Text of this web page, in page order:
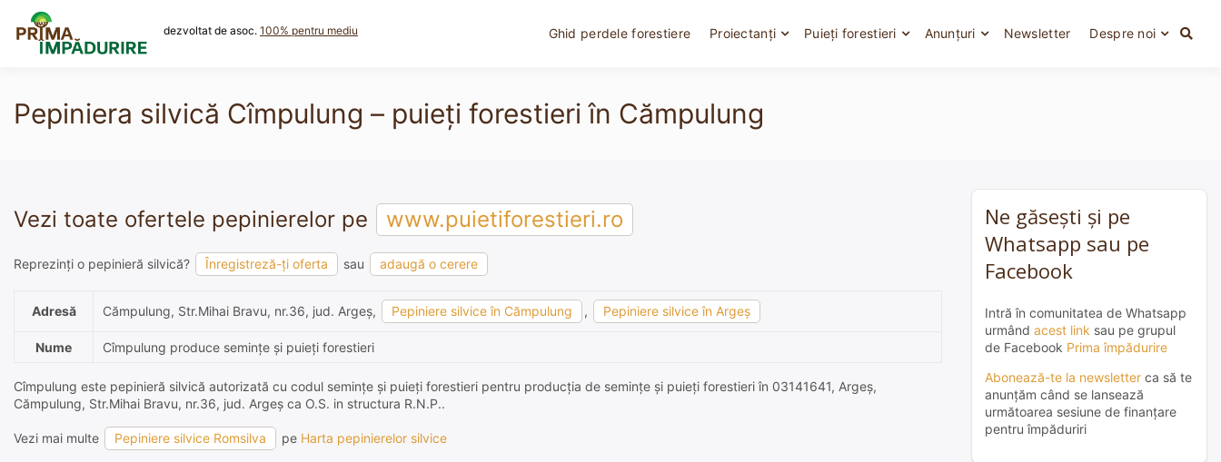
content
dezvoltat de asoc. 100% pentru mediu Ghid perdele forestiere Proiectanți Puieți forestieri Anunțuri Newsletter Despre noi
Pepiniera silvică Cîmpulung – puieți forestieri în Cămpulung
Vezi toate ofertele pepinierelor pe www.puietiforestieri.ro
Reprezinți o pepinieră silvică? Înregistreză-ți oferta sau adaugă o cerere
Adresă Cămpulung, Str.Mihai Bravu, nr.36, jud. Argeş, Pepiniere silvice în Cămpulung , Pepiniere silvice în Argeş
Nume Cîmpulung produce semințe și puieți forestieri
Cîmpulung este pepinieră silvică autorizată cu codul semințe și puieți forestieri pentru producția de semințe și puieți forestieri în 03141641, Argeş,
Cămpulung, Str.Mihai Bravu, nr.36, jud. Argeş ca O.S. in structura R.N.P..
Vezi mai multe Pepiniere silvice Romsilva pe Harta pepinierelor silvice
Ne găsești și pe
Whatsapp sau pe
Facebook
Intră în comunitatea de Whatsapp
urmând acest link sau pe grupul
de Facebook Prima împădurire
Abonează-te la newsletter ca să te
anunțăm când se lansează
următoarea sesiune de finanțare
pentru împăduriri